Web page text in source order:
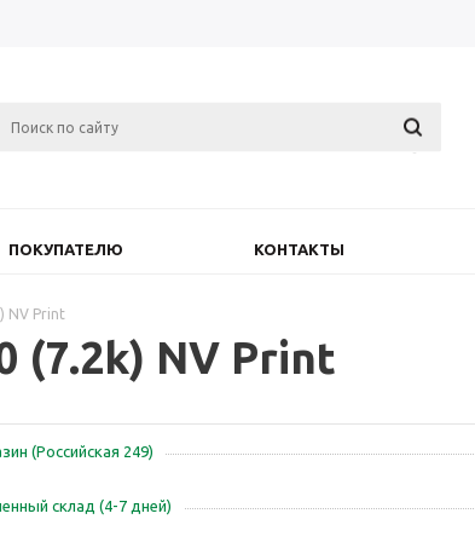
ПОКУПАТЕЛЮ КОНТАКТЫ
NV Print
(7.2k) NV Print
(Российская 249)
склад (4-7 дней)